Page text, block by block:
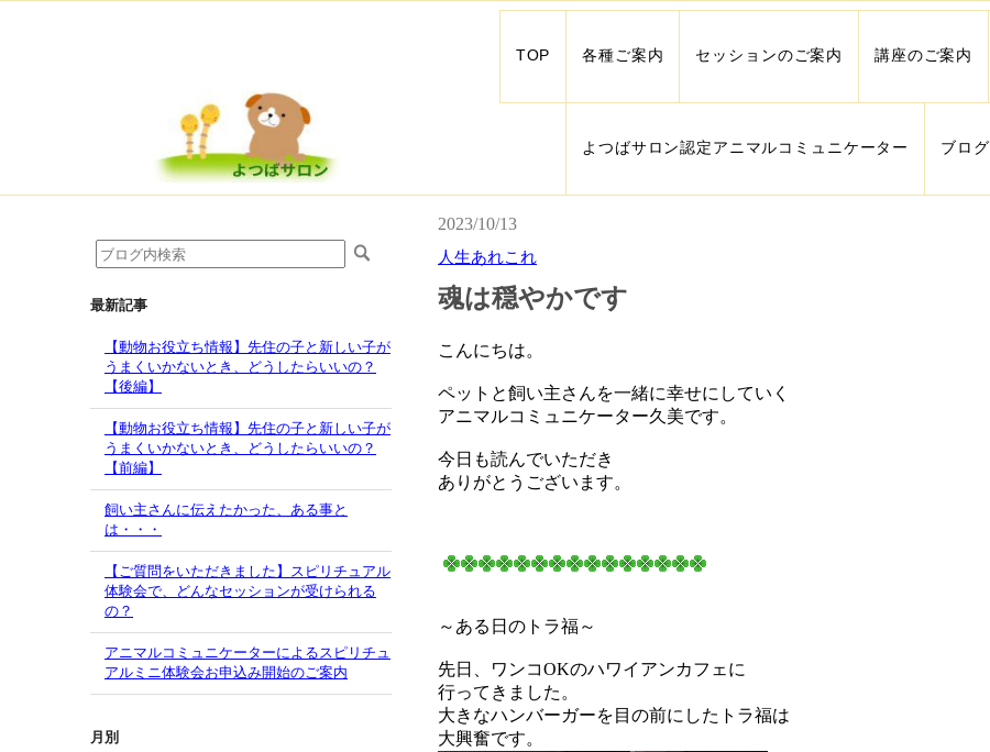
TOP 各種ご案内 セッションのご案内 講座のご案内
よつばサロン認定アニマルコミュニケーター ブログ
最新記事
【動物お役立ち情報】先住の子と新しい子が
うまくいかないとき、どうしたらいいの？
【後編】
【動物お役立ち情報】先住の子と新しい子が
うまくいかないとき、どうしたらいいの？
【前編】
飼い主さんに伝えたかった、ある事と
は・・・
【ご質問をいただきました】スピリチュアル
体験会で、どんなセッションが受けられる
の？
アニマルコミュニケーターによるスピリチュ
アルミニ体験会お申込み開始のご案内
月別
2023/10/13
人生あれこれ
魂は穏やかです
こんにちは。
ペットと飼い主さんを一緒に幸せにしていく
アニマルコミュニケーター久美です。
今日も読んでいただき
ありがとうございます。
～ある日のトラ福～
先日、ワンコOKのハワイアンカフェに
行ってきました。
大きなハンバーガーを目の前にしたトラ福は
大興奮です。